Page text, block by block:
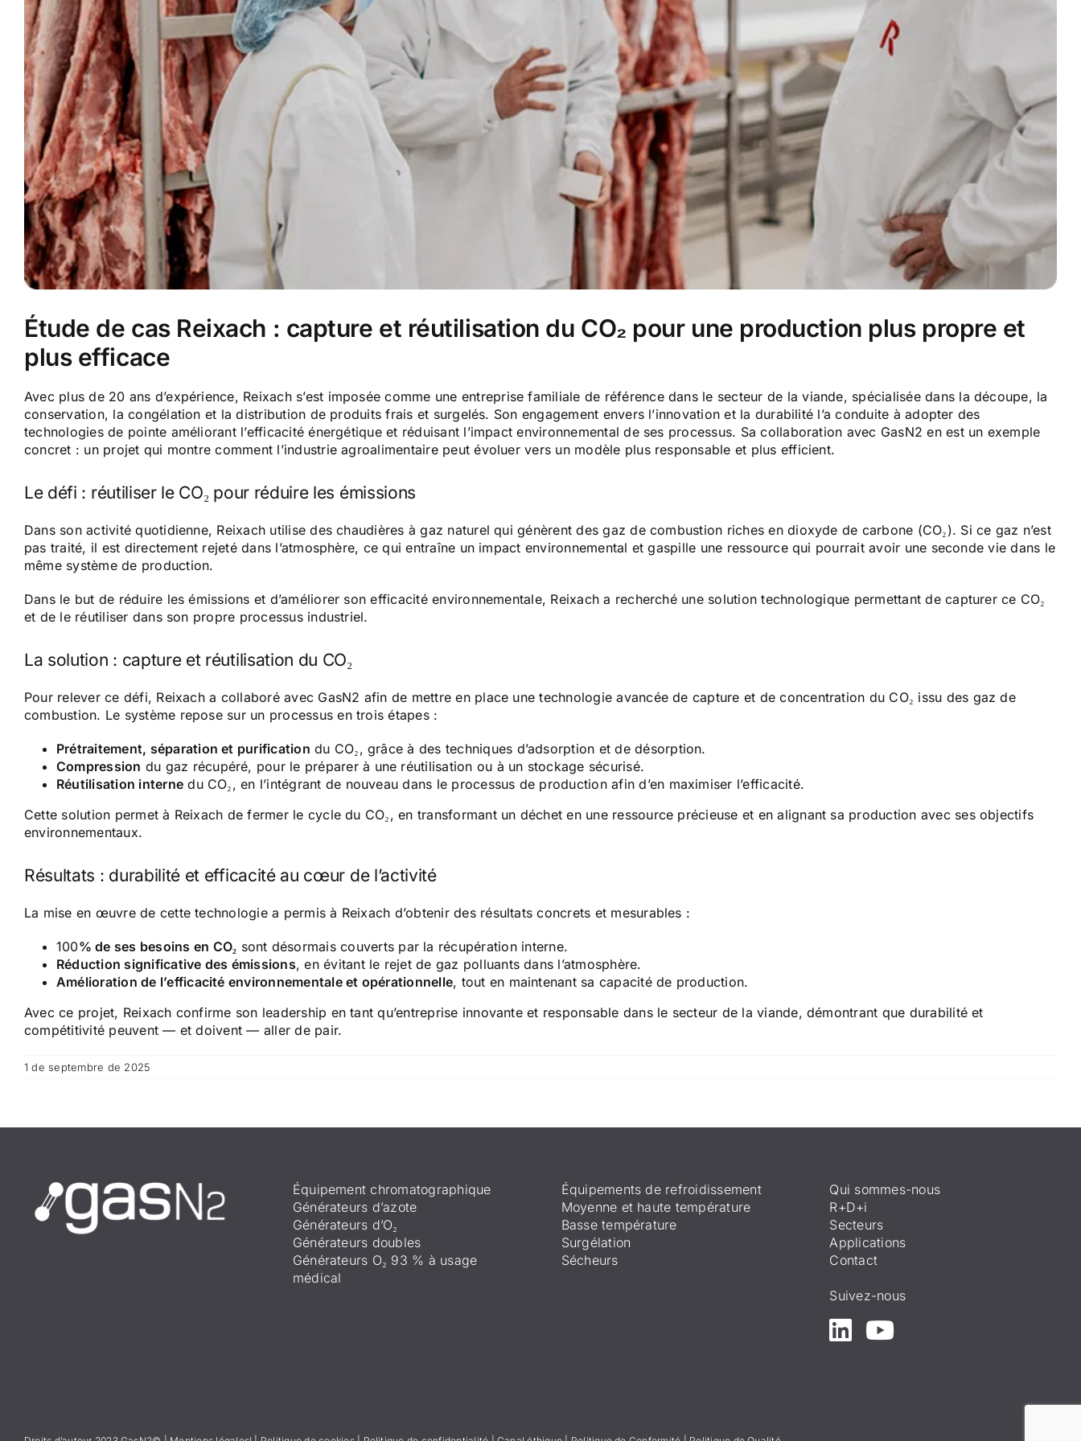
Étude de cas Reixach : capture et réutilisation du CO₂ pour une production plus propre et
plus efficace
Avec plus de 20 ans d’expérience, Reixach s’est imposée comme une entreprise familiale de référence dans le secteur de la viande, spécialisée dans la découpe, la
conservation, la congélation et la distribution de produits frais et surgelés. Son engagement envers l’innovation et la durabilité l’a conduite à adopter des
technologies de pointe améliorant l’efficacité énergétique et réduisant l’impact environnemental de ses processus. Sa collaboration avec GasN2 en est un exemple
concret : un projet qui montre comment l’industrie agroalimentaire peut évoluer vers un modèle plus responsable et plus efficient.
Le défi : réutiliser le CO₂ pour réduire les émissions
Dans son activité quotidienne, Reixach utilise des chaudières à gaz naturel qui génèrent des gaz de combustion riches en dioxyde de carbone (CO₂). Si ce gaz n’est
pas traité, il est directement rejeté dans l’atmosphère, ce qui entraîne un impact environnemental et gaspille une ressource qui pourrait avoir une seconde vie dans le
même système de production.
Dans le but de réduire les émissions et d’améliorer son efficacité environnementale, Reixach a recherché une solution technologique permettant de capturer ce CO₂
et de le réutiliser dans son propre processus industriel.
La solution : capture et réutilisation du CO₂
Pour relever ce défi, Reixach a collaboré avec GasN2 afin de mettre en place une technologie avancée de capture et de concentration du CO₂ issu des gaz de
combustion. Le système repose sur un processus en trois étapes :
Prétraitement, séparation et purification du CO₂, grâce à des techniques d’adsorption et de désorption.
Compression du gaz récupéré, pour le préparer à une réutilisation ou à un stockage sécurisé.
Réutilisation interne du CO₂, en l’intégrant de nouveau dans le processus de production afin d’en maximiser l’efficacité.
Cette solution permet à Reixach de fermer le cycle du CO₂, en transformant un déchet en une ressource précieuse et en alignant sa production avec ses objectifs
environnementaux.
Résultats : durabilité et efficacité au cœur de l’activité
La mise en œuvre de cette technologie a permis à Reixach d’obtenir des résultats concrets et mesurables :
100% de ses besoins en CO₂ sont désormais couverts par la récupération interne.
Réduction significative des émissions, en évitant le rejet de gaz polluants dans l’atmosphère.
Amélioration de l’efficacité environnementale et opérationnelle, tout en maintenant sa capacité de production.
Avec ce projet, Reixach confirme son leadership en tant qu’entreprise innovante et responsable dans le secteur de la viande, démontrant que durabilité et
compétitivité peuvent — et doivent — aller de pair.
1 de septembre de 2025
Équipement chromatographique
Générateurs d’azote
Générateurs d’O₂
Générateurs doubles
Générateurs O₂ 93 % à usage
médical
Équipements de refroidissement
Moyenne et haute température
Basse température
Surgélation
Sécheurs
Qui sommes-nous
R+D+i
Secteurs
Applications
Contact
Suivez-nous